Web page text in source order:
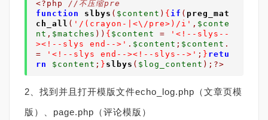
<?php
//不压缩pre
function
slbys ( $content ) { if ( preg_mat
ch_all ( '/(crayon-|<\/pre>)/i' , $conte
nt , $matches )) { $content =
'<!--slys--
><!--slys end-->' . $content ; $content .
=
'<!--slys end--><!--slys-->' ; } retu
rn
$content ; } slbys ( $log_content );?>
2、找到并且打开模版文件echo_log.php（文章页模
版）、page.php（评论模版）